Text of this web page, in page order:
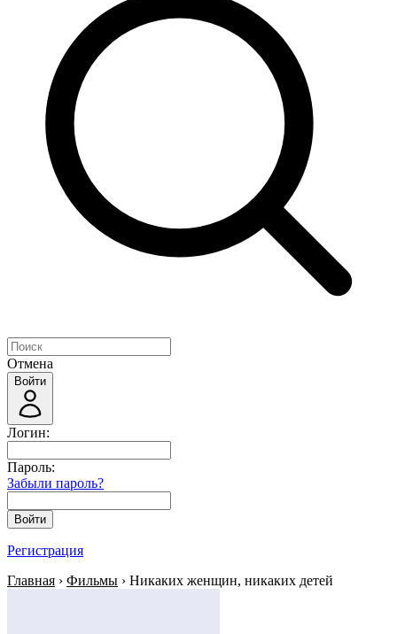
Отмена
Войти
Логин:
Пароль:
Забыли пароль?
Войти
Регистрация
Главная › Фильмы › Никаких женщин, никаких детей